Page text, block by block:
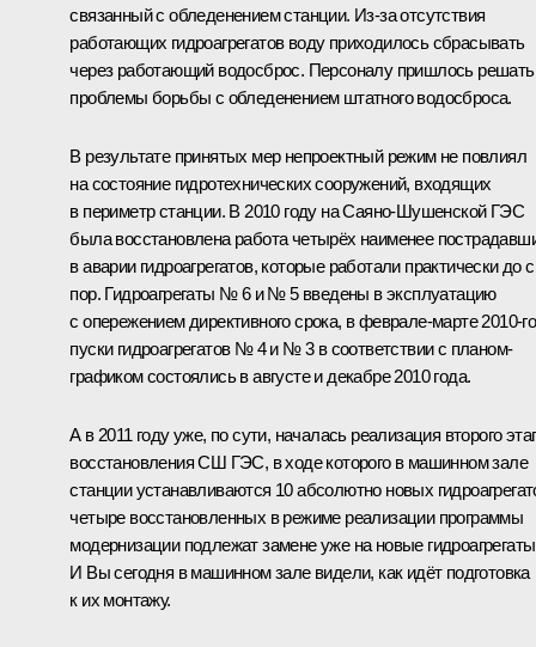
связанный с обледенением станции. Из‑за отсутствия
работающих гидроагрегатов воду приходилось сбрасывать
через работающий водосброс. Персоналу пришлось решать
проблемы борьбы с обледенением штатного водосброса.
В результате принятых мер непроектный режим не повлиял
на состояние гидротехнических сооружений, входящих
в периметр станции. В 2010 году на Саяно-Шушенской ГЭС
была восстановлена работа четырёх наименее
в аварии гидроагрегатов, которые работали практически до
пор. Гидроагрегаты № 6 и № 5 введены в эксплуатацию
с опережением директивного срока, в феврале-марте
пуски гидроагрегатов № 4 и № 3 в соответствии с планом-
графиком состоялись в августе и декабре 2010 года.
А в 2011 году уже, по сути, началась реализация второго
восстановления СШ ГЭС, в ходе которого в машинном зале
станции устанавливаются 10 абсолютно новых
четыре восстановленных в режиме реализации программы
модернизации подлежат замене уже на новые
И Вы сегодня в машинном зале видели, как идёт подготовка
к их монтажу.